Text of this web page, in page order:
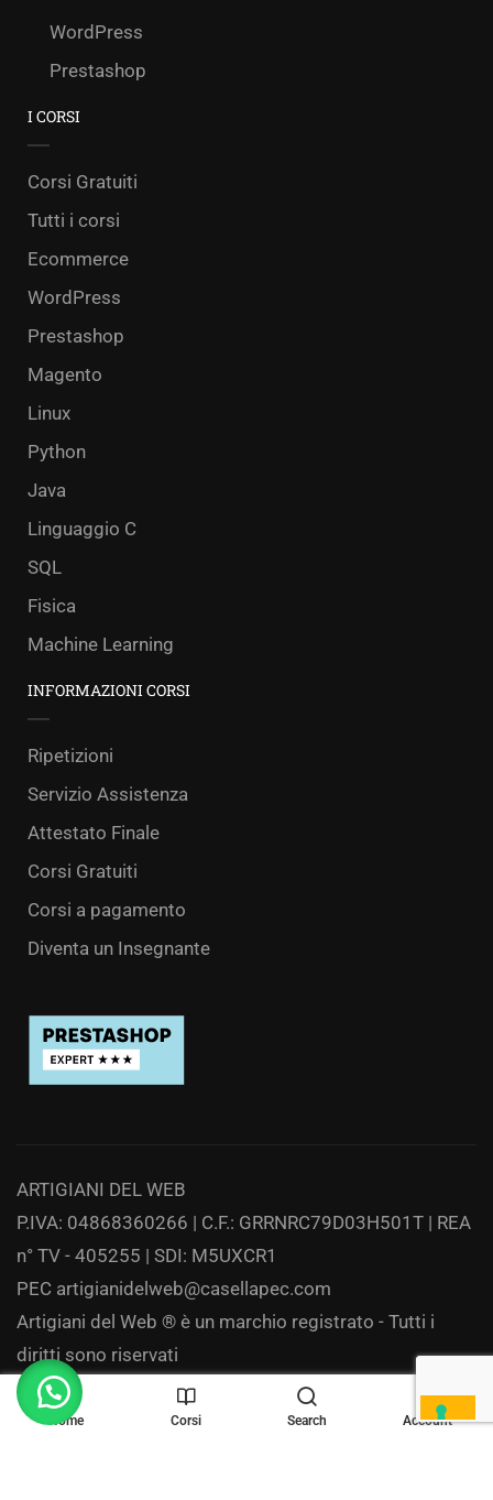
WordPress
Prestashop
I CORSI
Corsi Gratuiti
Tutti i corsi
Ecommerce
WordPress
Prestashop
Magento
Linux
Python
Java
Linguaggio C
SQL
Fisica
Machine Learning
INFORMAZIONI CORSI
Ripetizioni
Servizio Assistenza
Attestato Finale
Corsi Gratuiti
Corsi a pagamento
Diventa un Insegnante
ARTIGIANI DEL WEB
P.IVA: 04868360266 | C.F.: GRRNRC79D03H501T | REA
n° TV - 405255 | SDI: M5UXCR1
PEC artigianidelweb@casellapec.com
Artigiani del Web ® è un marchio registrato - Tutti i
diritti sono riservati
Privacy
Home Corsi Search Account